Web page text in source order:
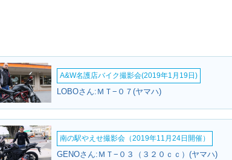
A&W名護店バイク撮影会(2019年1月19日)
LOBOさん:ＭＴ−０７(ヤマハ)
南の駅やえせ撮影会（2019年11月24日開催）
GENOさん:ＭＴ−０３（３２０ｃｃ）(ヤマハ)